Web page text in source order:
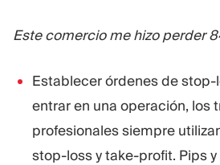
Este comercio me hizo perder
Establecer órdenes de stop-
entrar en una operación, los
profesionales siempre
stop-loss y take-profit. Pips